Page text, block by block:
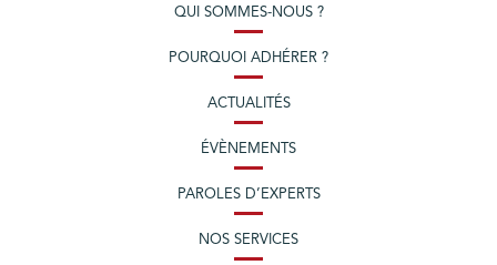
QUI SOMMES-NOUS ?
POURQUOI ADHÉRER ?
ACTUALITÉS
ÉVÈNEMENTS
PAROLES D’EXPERTS
NOS SERVICES